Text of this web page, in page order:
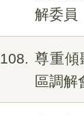
解委員
108
尊重傾
區調解